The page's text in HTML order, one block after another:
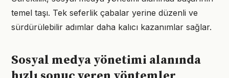
temel taşı. Tek seferlik çabalar yerine düzenli ve
sürdürülebilir adımlar daha kalıcı kazanımlar sağlar.
Sosyal medya yönetimi alanında